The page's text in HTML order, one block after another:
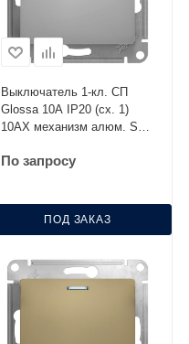
Выключатель 1-кл. СП
Glossa 10А IP20 (сх. 1)
10AX механизм алюм. SE
По запросу
ПОД ЗАКАЗ